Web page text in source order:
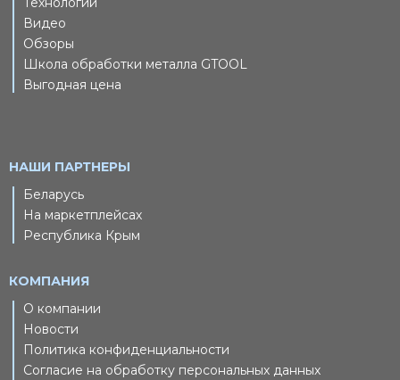
Видео
Обзоры
Школа обработки металла GTOOL
Выгодная цена
НАШИ ПАРТНЕРЫ
Беларусь
На маркетплейсах
Республика Крым
КОМПАНИЯ
О компании
Новости
Политика конфиденциальности
Согласие на обработку персональных данных